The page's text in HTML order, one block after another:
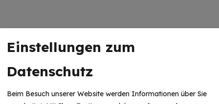
Einstellungen zum
Datenschutz
Beim Besuch unserer Website werden Informationen über Sie